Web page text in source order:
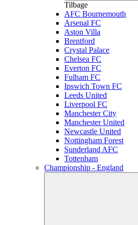
Tilbage
AFC Bournemouth
Arsenal FC
Aston Villa
Brentford
Crystal Palace
Chelsea FC
Everton FC
Fulham FC
Ipswich Town FC
Leeds United
Liverpool FC
Manchester City
Manchester United
Newcastle United
Nottingham Forest
Sunderland AFC
Tottenham
Championship - England